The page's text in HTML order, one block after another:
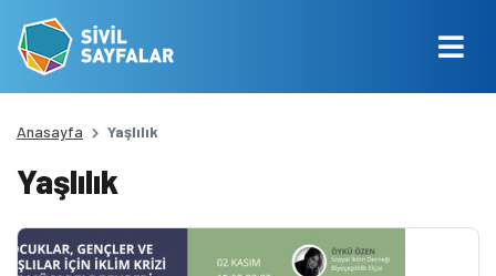
Anasayfa Yaşlılık
Yaşlılık